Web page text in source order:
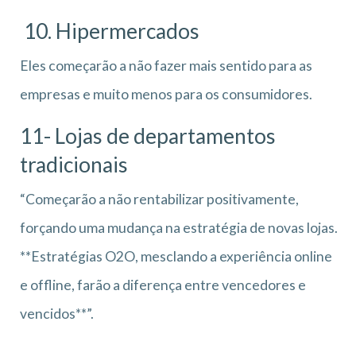
10. Hipermercados
Eles começarão a não fazer mais sentido para as
empresas e muito menos para os consumidores.
11- Lojas de departamentos
tradicionais
“Começarão a não rentabilizar positivamente,
forçando uma mudança na estratégia de novas lojas.
**Estratégias O2O, mesclando a experiência online
e offline, farão a diferença entre vencedores e
vencidos**”.